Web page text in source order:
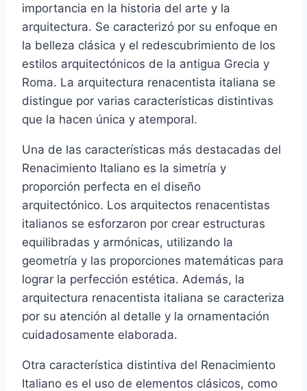
importancia en la historia del arte y la
arquitectura. Se caracterizó por su enfoque en
la belleza clásica y el redescubrimiento de los
estilos arquitectónicos de la antigua Grecia y
Roma. La arquitectura renacentista italiana se
distingue por varias características distintivas
que la hacen única y atemporal.
Una de las características más destacadas del
Renacimiento Italiano es la simetría y
proporción perfecta en el diseño
arquitectónico. Los arquitectos renacentistas
italianos se esforzaron por crear estructuras
equilibradas y armónicas, utilizando la
geometría y las proporciones matemáticas para
lograr la perfección estética. Además, la
arquitectura renacentista italiana se caracteriza
por su atención al detalle y la ornamentación
cuidadosamente elaborada.
Otra característica distintiva del Renacimiento
Italiano es el uso de elementos clásicos, como